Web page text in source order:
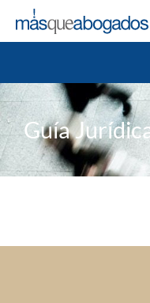
Guía